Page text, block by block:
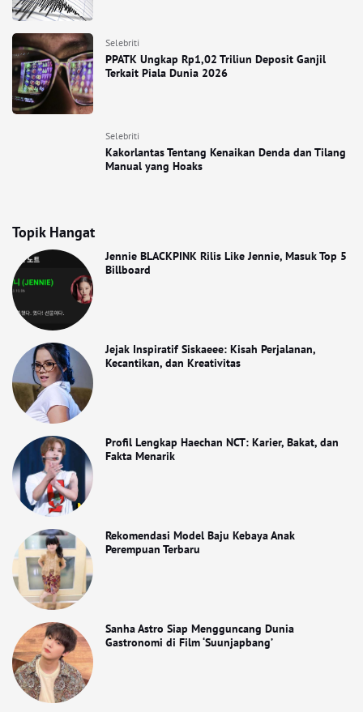
Selebriti
PPATK Ungkap Rp1,02 Triliun Deposit Ganjil
Terkait Piala Dunia 2026
Selebriti
Kakorlantas Tentang Kenaikan Denda dan Tilang
Manual yang Hoaks
Topik Hangat
Jennie BLACKPINK Rilis Like Jennie, Masuk Top 5
Billboard
Jejak Inspiratif Siskaeee: Kisah Perjalanan,
Kecantikan, dan Kreativitas
Profil Lengkap Haechan NCT: Karier, Bakat, dan
Fakta Menarik
Rekomendasi Model Baju Kebaya Anak
Perempuan Terbaru
Sanha Astro Siap Mengguncang Dunia
Gastronomi di Film ‘Suunjapbang’